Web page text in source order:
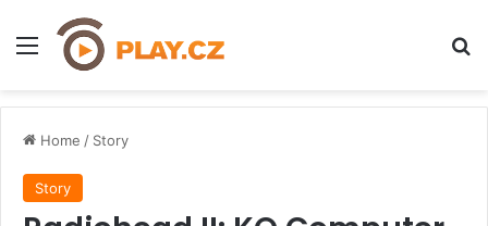
Menu
Home / Story
Story